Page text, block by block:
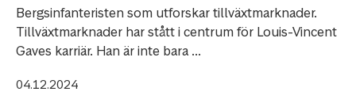
Bergsinfanteristen som utforskar tillväxtmarknader.
Tillväxtmarknader har stått i centrum för Louis-Vincent
Gaves karriär. Han är inte bara ...
04.12.2024